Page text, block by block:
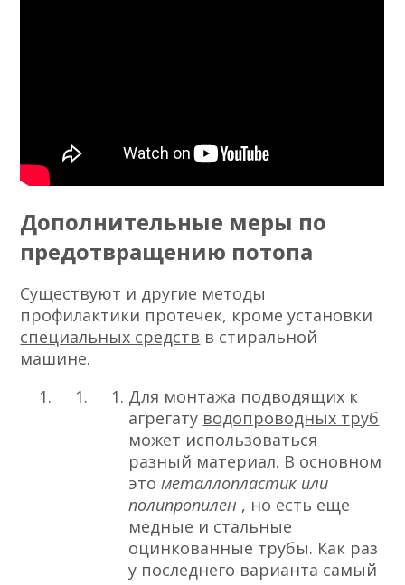
Дополнительные меры по
предотвращению потопа
Существуют и другие методы
профилактики протечек, кроме установки
специальных средств в стиральной
машине.
Для монтажа подводящих к
агрегату водопроводных труб
может использоваться
разный материал. В основном
этометаллопластик или
полипропилен , но есть еще
медные и стальные
оцинкованные трубы. Как раз
у последнего варианта самый